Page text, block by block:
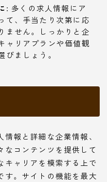
: 多くの求人情報にア
て、手当たり次第に応
ません。しっかりと企
ャリアプランや価値観
びましょう。
報と詳細な企業情報、
なコンテンツを提供して
キャリアを模索する上で
す。サイトの機能を最大